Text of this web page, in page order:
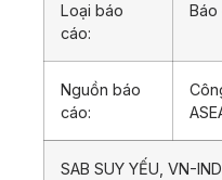
Loại báo
cáo:
Báo
Nguồn báo
cáo:
SAB SUY YẾU, VN-